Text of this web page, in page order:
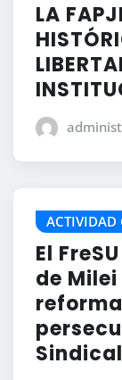
LA
ACTIVIDAD
El
de